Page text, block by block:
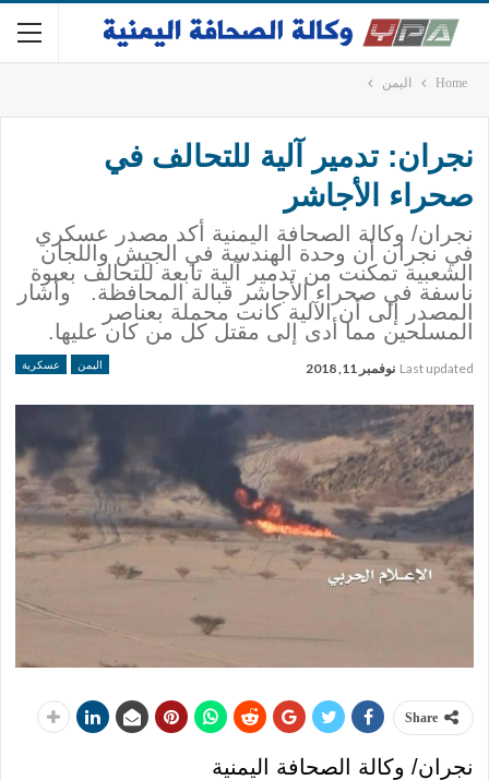
Home اليمن
نجران: تدمير آلية للتحالف في
صحراء الأجاشر
نجران/ وكالة الصحافة اليمنية أكد مصدر عسكري
في نجران أن وحدة الهندسة في الجيش واللجان
الشعبية تمكنت من تدمير آلية تابعة للتحالف بعبوة
ناسفة في صحراء الأجاشر قبالة المحافظة. وأشار
المصدر إلى أن الآلية كانت محملة بعناصر
المسلحين مما أدى إلى مقتل كل من كان عليها.
اليمن عسكرية Last updated نوفمبر 11, 2018
Share
نجران/ وكالة الصحافة اليمنية